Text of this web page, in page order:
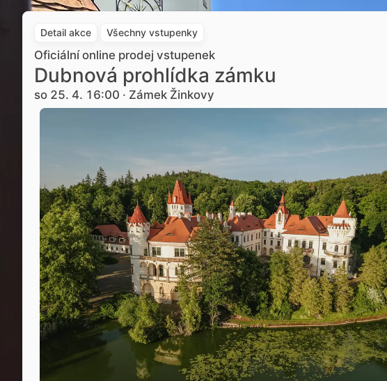
Detail akce Všechny vstupenky
Oficiální online prodej vstupenek
Dubnová prohlídka zámku
so 25. 4. 16:00 · Zámek Žinkovy